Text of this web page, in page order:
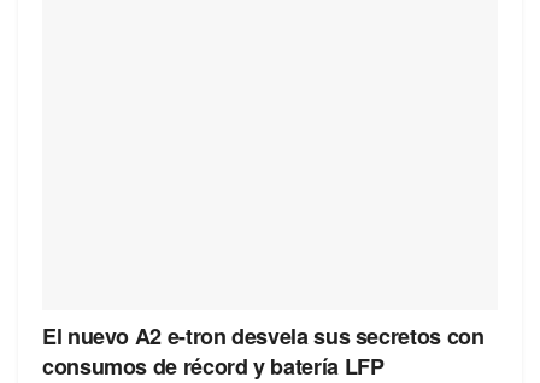
El nuevo A2 e-tron desvela sus secretos con
consumos de récord y batería LFP